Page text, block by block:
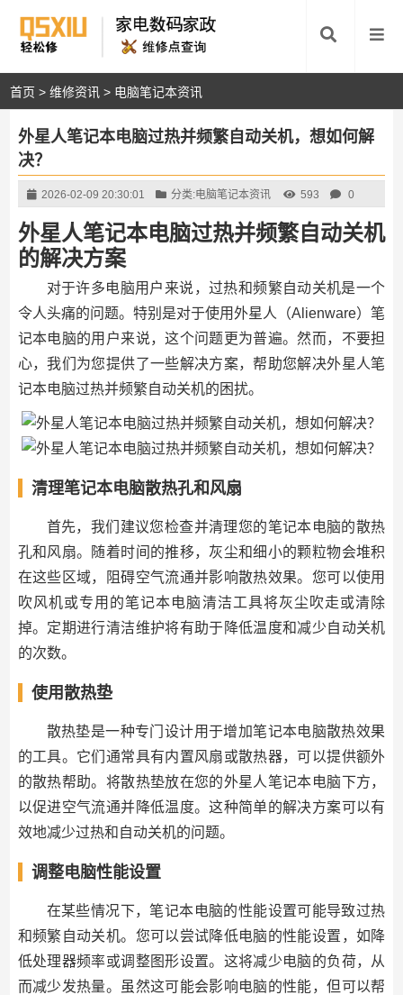
首页 >维修资讯 > 电脑笔记本资讯
外星人笔记本电脑过热并频繁自动关机，想如何解
决？
2026-02-09 20:30:01 分类:电脑笔记本资讯 593 0
外星人笔记本电脑过热并频繁自动关机
的解决方案
对于许多电脑用户来说，过热和频繁自动关机是一个
令人头痛的问题。特别是对于使用外星人（Alienware）笔
记本电脑的用户来说，这个问题更为普遍。然而，不要担
心，我们为您提供了一些解决方案，帮助您解决外星人笔
记本电脑过热并频繁自动关机的困扰。
清理笔记本电脑散热孔和风扇
首先，我们建议您检查并清理您的笔记本电脑的散热
孔和风扇。随着时间的推移，灰尘和细小的颗粒物会堆积
在这些区域，阻碍空气流通并影响散热效果。您可以使用
吹风机或专用的笔记本电脑清洁工具将灰尘吹走或清除
掉。定期进行清洁维护将有助于降低温度和减少自动关机
的次数。
使用散热垫
散热垫是一种专门设计用于增加笔记本电脑散热效果
的工具。它们通常具有内置风扇或散热器，可以提供额外
的散热帮助。将散热垫放在您的外星人笔记本电脑下方，
以促进空气流通并降低温度。这种简单的解决方案可以有
效地减少过热和自动关机的问题。
调整电脑性能设置
在某些情况下，笔记本电脑的性能设置可能导致过热
和频繁自动关机。您可以尝试降低电脑的性能设置，如降
低处理器频率或调整图形设置。这将减少电脑的负荷，从
而减少发热量。虽然这可能会影响电脑的性能，但可以帮